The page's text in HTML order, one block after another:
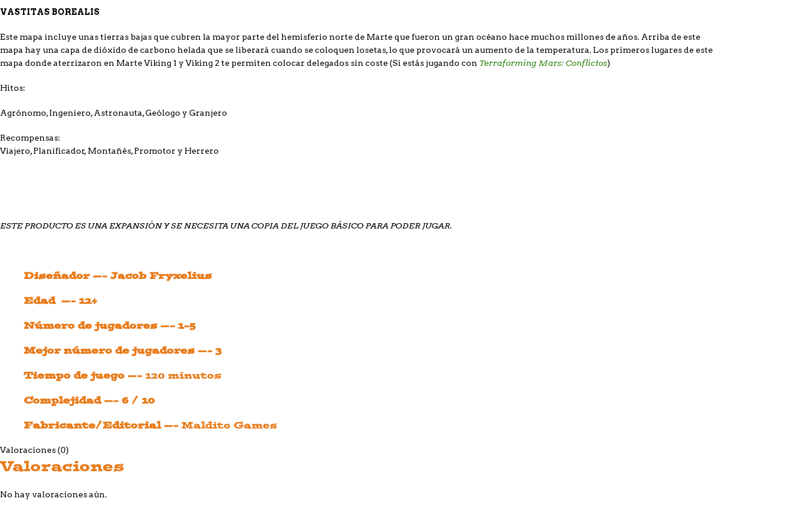
VASTITAS BOREALIS
Este mapa incluye unas tierras bajas que cubren la mayor parte del hemisferio norte de Marte que fueron un gran océano hace muchos millones de años. Arriba de este
mapa hay una capa de dióxido de carbono helada que se liberará cuando se coloquen losetas, lo que provocará un aumento de la temperatura. Los primeros lugares de este
mapa donde aterrizaron en Marte Viking 1 y Viking 2 te permiten colocar delegados sin coste (Si estás jugando con Terraforming Mars: Conflictos)
Hitos:
Agrónomo, Ingeniero, Astronauta, Geólogo y Granjero
Recompensas:
Viajero, Planificador, Montañés, Promotor y Herrero
ESTE PRODUCTO ES UNA EXPANSIÓN Y SE NECESITA UNA COPIA DEL JUEGO BÁSICO PARA PODER JUGAR.
Diseñador —- Jacob Fryxelius
Edad —- 12+
Número de jugadores —- 1-5
Mejor número de jugadores —- 3
Tiempo de juego —- 120 minutos
Complejidad —- 6 / 10
Fabricante/Editorial —- Maldito Games
Valoraciones (0)
Valoraciones
No hay valoraciones aún.